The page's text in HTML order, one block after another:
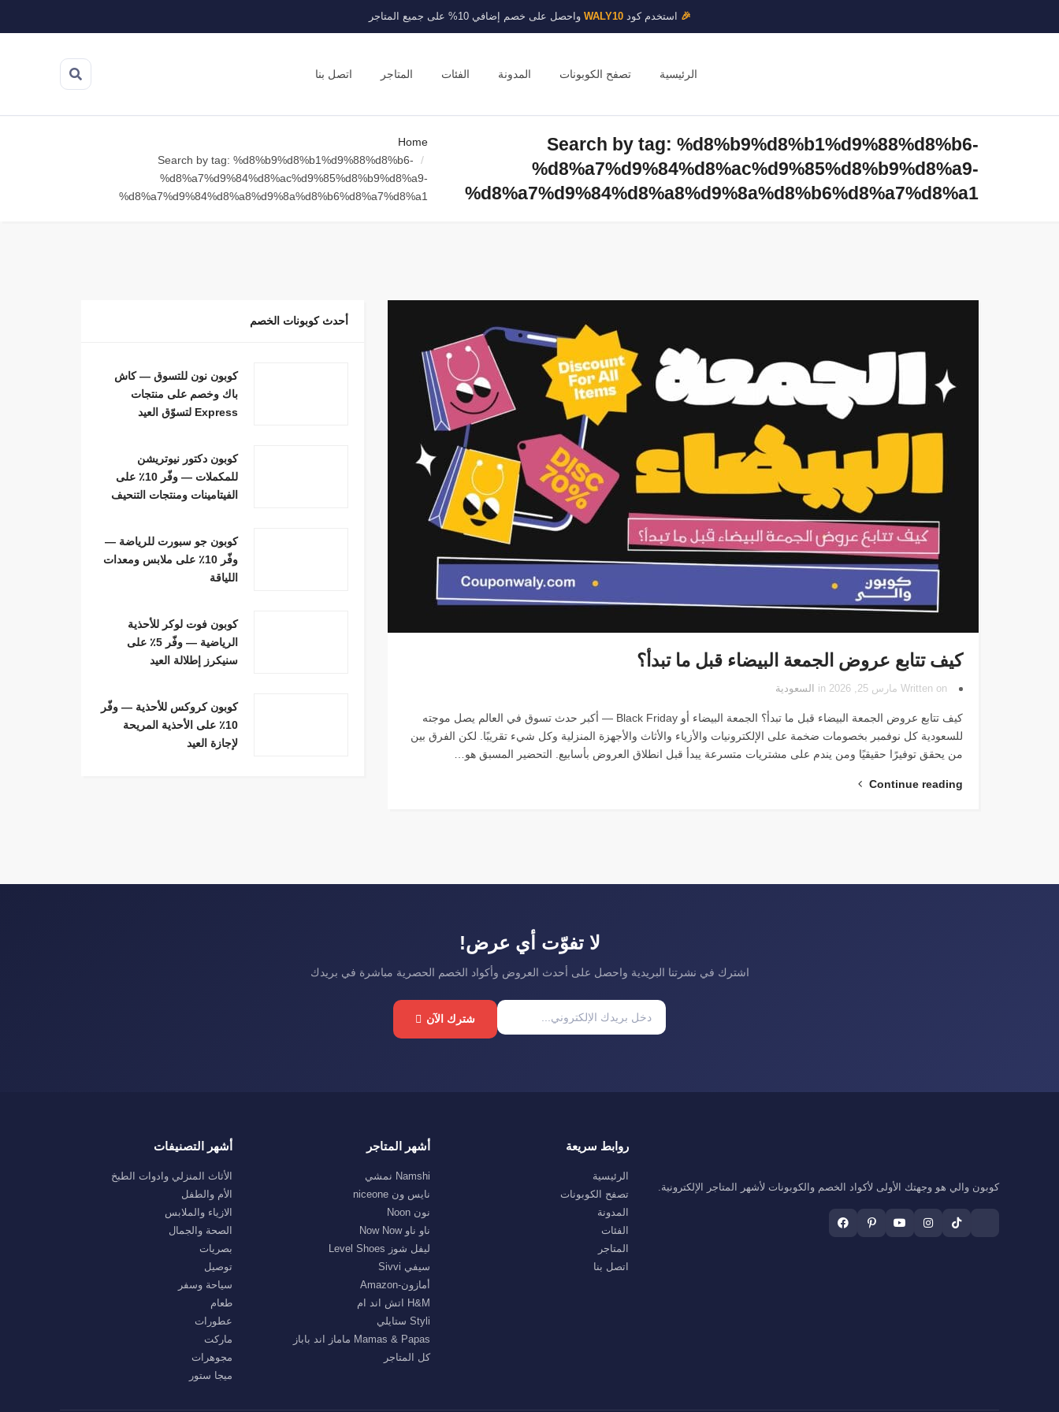
🎉 استخدم كودWALY10 واحصل على خصم إضافي 10% على جميع المتاجر
الرئيسية تصفح الكوبونات المدونة الفئات المتاجر اتصل بنا
Search by tag: %d8%b9%d8%b1%d9%88%d8%b6-
%d8%a7%d9%84%d8%ac%d9%85%d8%b9%d8%a9-
%d8%a7%d9%84%d8%a8%d9%8a%d8%b6%d8%a7%d8%a1
Home
Search by tag: %d8%b9%d8%b1%d9%88%d8%b6-
%d8%a7%d9%84%d8%ac%d9%85%d8%b9%d8%a9-
%d8%a7%d9%84%d8%a8%d9%8a%d8%b6%d8%a7%d8%a1
كيف تتابع عروض الجمعة البيضاء قبل ما تبدأ؟
Written on مارس 25, 2026 in السعودية
كيف تتابع عروض الجمعة البيضاء قبل ما تبدأ؟ الجمعة البيضاء أو Black Friday — أكبر حدث تسوق في العالم يصل موجته
للسعودية كل نوفمبر بخصومات ضخمة على الإلكترونيات والأزياء والأثاث والأجهزة المنزلية وكل شيء تقريبًا. لكن الفرق بين
من يحقق توفيرًا حقيقيًا ومن يندم على مشتريات متسرعة يبدأ قبل انطلاق العروض بأسابيع. التحضير المسبق هو…
Continue reading
أحدث كوبونات الخصم
كوبون نون للتسوق — كاش
باك وخصم على منتجات
Express لتسوّق العيد
كوبون دكتور نيوتريشن
للمكملات — وفّر 10٪ على
الفيتامينات ومنتجات التنحيف
كوبون جو سبورت للرياضة —
وفّر 10٪ على ملابس ومعدات
اللياقة
كوبون فوت لوكر للأحذية
الرياضية — وفّر 5٪ على
سنيكرز إطلالة العيد
كوبون كروكس للأحذية — وفّر
10٪ على الأحذية المريحة
لإجازة العيد
لا تفوّت أي عرض!
اشترك في نشرتنا البريدية واحصل على أحدث العروض وأكواد الخصم الحصرية مباشرة في بريدك
شترك الآن
كوبون والي هو وجهتك الأولى لأكواد الخصم والكوبونات لأشهر المتاجر الإلكترونية.
روابط سريعة
الرئيسية
تصفح الكوبونات
المدونة
الفئات
المتاجر
اتصل بنا
أشهر المتاجر
Namshi نمشي
نايس ون niceone
نون Noon
ناو ناو Now Now
ليفل شوز Level Shoes
سيفي Sivvi
أمازون-Amazon
H&M اتش اند ام
Styli ستايلي
Mamas & Papas ماماز اند باباز
كل المتاجر
أشهر التصنيفات
الأثاث المنزلي وادوات الطبخ
الأم والطفل
الازياء والملابس
الصحة والجمال
بصريات
توصيل
سياحة وسفر
طعام
عطورات
ماركت
مجوهرات
ميجا ستور